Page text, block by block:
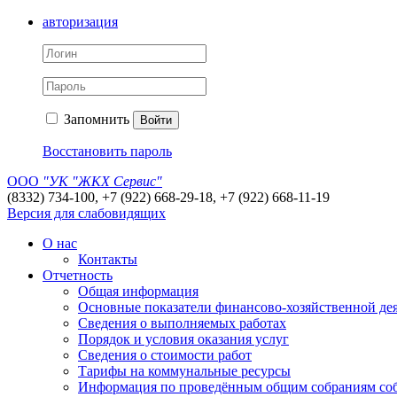
авторизация
Запомнить Войти
Восстановить пароль
ООО "УК "ЖКХ Сервис"
(8332) 734-100, +7 (922) 668-29-18, +7 (922) 668-11-19
Версия для слабовидящих
О нас
Контакты
Отчетность
Общая информация
Основные показатели финансово-хозяйственной
Сведения о выполняемых работах
Порядок и условия оказания услуг
Сведения о стоимости работ
Тарифы на коммунальные ресурсы
Информация по проведённым общим собраниям